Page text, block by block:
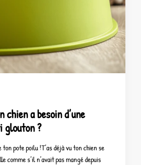
chien a besoin d’une
glouton ?
pote poilu !T’as déjà vu ton chien se
comme s’il n’avait pas mangé depuis